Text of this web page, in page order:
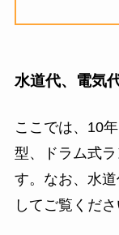
水道代、電気
ここでは、10
型、ドラム式
す。なお、水
してご覧くださ